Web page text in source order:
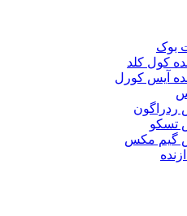
بوک
کول کلد
آیس کورل
تسکو
گیم مکس